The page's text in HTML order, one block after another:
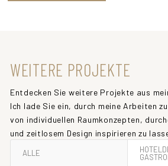
WEITERE PROJEKTE
Entdecken Sie weitere Projekte aus
Ich lade Sie ein, durch meine Arbeiten
von individuellen Raumkonzepten,
und zeitlosem Design inspirieren zu
ALLE